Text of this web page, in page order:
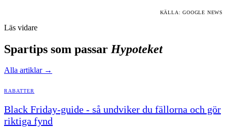
KÄLLA: GOOGLE NEWS
Läs vidare
Spartips som passar Hypoteket
Alla artiklar →
RABATTER
Black Friday-guide - så undviker du fällorna och gör
riktiga fynd